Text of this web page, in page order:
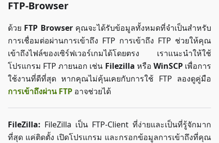
FTP-Browser
ด้วย FTP Browserคุณจะได้รับข้อมูลทั้งหมดที่จำเป็นสำหรับ
การเชื่อมต่อผ่านการเข้าถึง FTP การเข้าถึง FTP ช่วยให้คุณ
เข้าถึงไฟล์ของเซิร์ฟเวอร์เกมได้โดยตรง เราแนะนำให้ใช้
โปรแกรม FTP ภายนอก เช่น Filezilla หรือ WinSCPเพื่อการ
ใช้งานที่ดีที่สุด หากคุณไม่คุ้นเคยกับการใช้ FTP ลองดูคู่มือ
การเข้าถึงผ่าน FTP อาจช่วยได้
FileZilla: FileZilla เป็น FTP-Client ที่ง่ายและเป็นที่รู้จักมาก
ที่สุด แค่ติดตั้ง เปิดโปรแกรม และกรอกข้อมูลการเข้าถึงที่คุณ